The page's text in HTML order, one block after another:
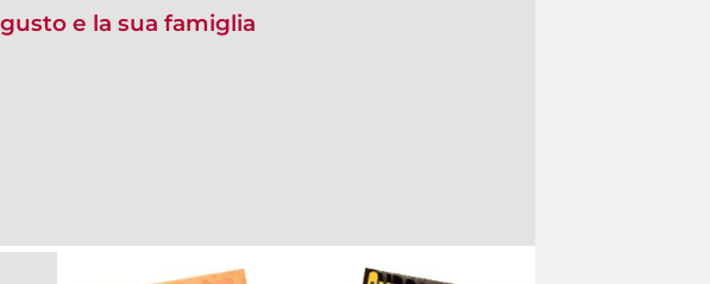
e la sua famiglia